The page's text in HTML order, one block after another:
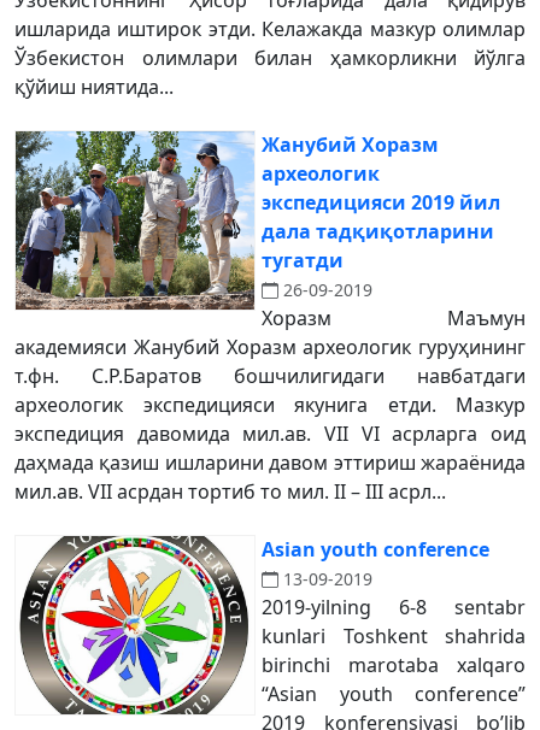
ишларида иштирок этди. Келажакда мазкур олимлар
Ўзбекистон олимлари билан ҳамкорликни йўлга
қўйиш ниятида...
Жанубий Хоразм
археологик
экспедицияси 2019 йил
дала тадқиқотларини
тугатди
26-09-2019
Хоразм Маъмун
академияси Жанубий Хоразм археологик гуруҳининг
т.фн. С.Р.Баратов бошчилигидаги навбатдаги
археологик экспедицияси якунига етди. Мазкур
экспедиция давомида мил.ав. VII VI асрларга оид
даҳмада қазиш ишларини давом эттириш жараёнида
мил.ав. VII асрдан тортиб то мил. II – III асрл...
Asian youth conference
13-09-2019
2019-yilning 6-8 sentabr
kunlari Toshkent shahrida
birinchi marotaba xalqaro
“Asian youth conference”
2019 konferensiyasi bo’lib